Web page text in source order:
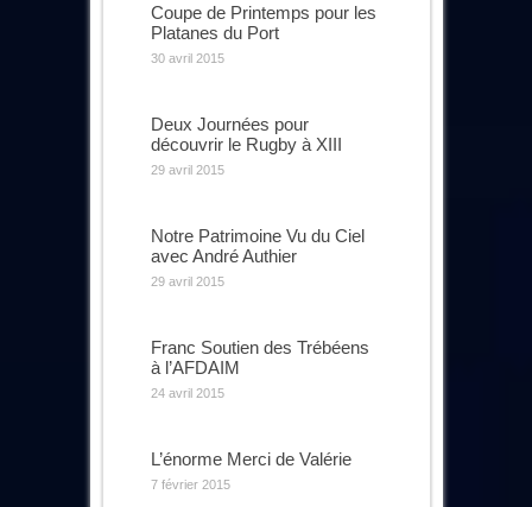
Coupe de Printemps pour les
Platanes du Port
30 avril 2015
Deux Journées pour
découvrir le Rugby à XIII
29 avril 2015
Notre Patrimoine Vu du Ciel
avec André Authier
29 avril 2015
Franc Soutien des Trébéens
à l’AFDAIM
24 avril 2015
L’énorme Merci de Valérie
7 février 2015